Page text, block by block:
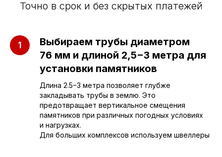
Точно в срок и без скрытых платежей
Выбираем трубы диаметром
76 мм и длиной 2,5−3 метра для
установки памятников
Длина 2.5−3 метра позволяет глубже
закладывать трубы в землю. Это
предотвращает вертикальное смещения
памятников при различных погодных условиях
и нагрузках.
Для больших комплексов используем швеллеры
Приезжайте к нам
в офис
г. Саратов, улица имени Е.И.
Пугачёва, 156
г. Энгельс, Весёлая ул., 114